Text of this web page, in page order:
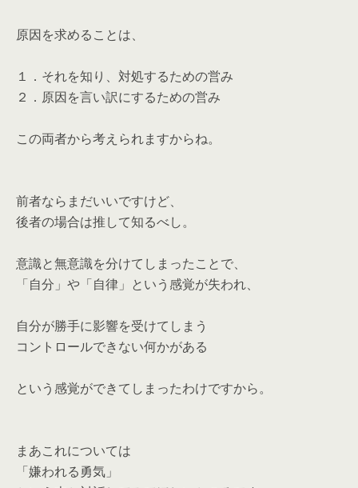
原因を求めることは、
１．それを知り、対処するための営み
２．原因を言い訳にするための営み
この両者から考えられますからね。
前者ならまだいいですけど、
後者の場合は推して知るべし。
意識と無意識を分けてしまったことで、
「自分」や「自律」という感覚が失われ、
自分が勝手に影響を受けてしまう
コントロールできない何かがある
という感覚ができてしまったわけですから。
まあこれについては
「嫌われる勇気」